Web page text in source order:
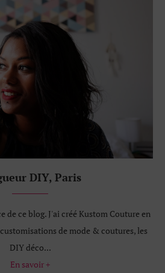
DIY, Paris
de ce blog. J'ai créé Kustom Couture en
de mode & coutures, les
DIY déco...
En savoir +